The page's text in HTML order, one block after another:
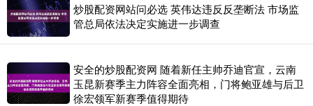
炒股配资网站问必选 英伟达违反反垄断法 市场监
管总局依法决定实施进一步调查
安全的炒股配资网 随着新任主帅乔迪官宣，云南
玉昆新赛季主力阵容全面亮相，门将鲍亚雄与后卫
徐宏领军新赛季值得期待